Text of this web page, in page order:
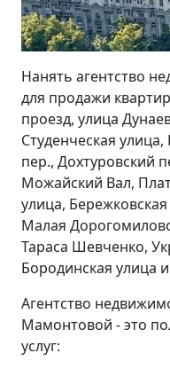
Нанять агентство
для продажи
проезд, улица
Студенческая
пер., Дохтуровский
Можайский Вал,
улица,
Малая
Тараса Шевченко,
Бородинская улица
Агентство
Мамонтовой - это
услуг: